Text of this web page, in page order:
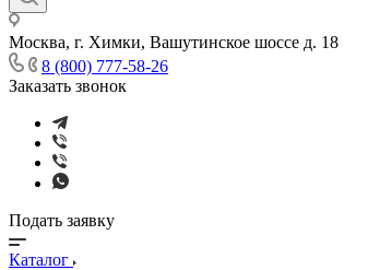
Москва, г. Химки, Вашутинское шоссе д. 18
8 (800) 777-58-26
Заказать звонок
Подать заявку
Каталог